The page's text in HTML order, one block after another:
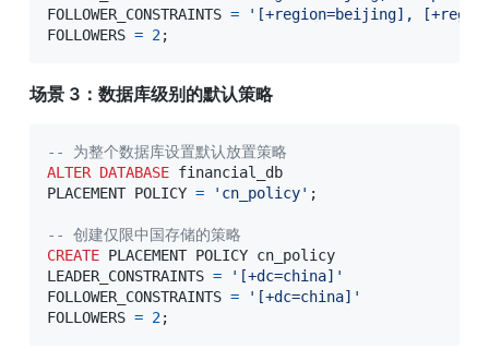
FOLLOWER_CONSTRAINTS =
'[+region=beijing],
FOLLOWERS = 2;
场景 3：数据库级别的默认策略
-- 为整个数据库设置默认放置策略
ALTER DATABASE financial_db
PLACEMENT POLICY = 'cn_policy' ;
-- 创建仅限中国存储的策略
CREATE PLACEMENT POLICY cn_policy
LEADER_CONSTRAINTS =
'[+dc=china]'
FOLLOWER_CONSTRAINTS =
'[+dc=china]'
FOLLOWERS = 2;